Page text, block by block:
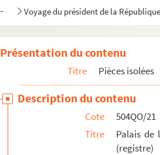
Voyage du président de la
Planche 88
Planche 90
Dessert-souvenirs offerts aux diners
Présentation du contenu
Titre Pièces isolées
Description du contenu
Cote
504QO/21
Titre
Palais de
(registre)